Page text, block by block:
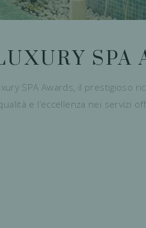
SPA
SPA Awards, il prestigioso
e l’eccellenza nei servizi